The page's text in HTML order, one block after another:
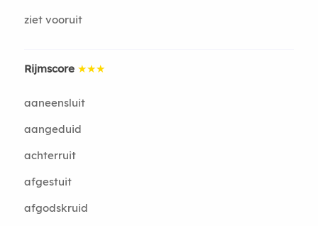
ziet vooruit
Rijmscore ★★★
aaneensluit
aangeduid
achterruit
afgestuit
afgodskruid